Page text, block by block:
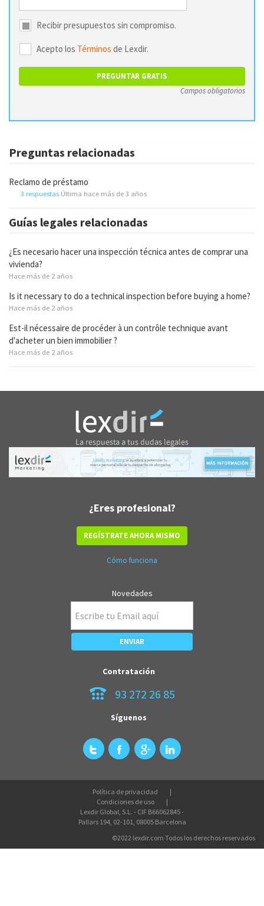
Recibir presupuestos sin compromiso.
Acepto los Términos de Lexdir.
Campos obligatorios
Preguntas relacionadas
Reclamo de préstamo
3 respuestas Última hace más de 3 años
Guías legales relacionadas
¿Es necesario hacer una inspección técnica antes de comprar una
vivienda?
Hace más de 2 años
Is it necessary to do a technical inspection before buying a home?
Hace más de 2 años
Est-il nécessaire de procéder à un contrôle technique avant
d'acheter un bien immobilier ?
Hace más de 2 años
¿Eres profesional?
REGÍSTRATE AHORA MISMO
Cómo funciona
Novedades
Contratación
93 272 26 85
Síguenos
Política de privacidad
Condiciones de uso
Lexdir Global, S.L. - CIF B66062845 -
Pallars 194, 02-101, 08005 Barcelona
©2022 lexdir.com Todos los derechos reservados